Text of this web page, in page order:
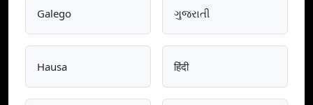
Galego ગુજરાતી
Hausa हिंदी